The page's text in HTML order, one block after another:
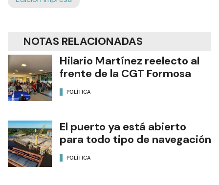
NOTAS RELACIONADAS
Hilario Martínez reelecto al
frente de la CGT Formosa
POLÍTICA
El puerto ya está abierto
para todo tipo de navegación
POLÍTICA